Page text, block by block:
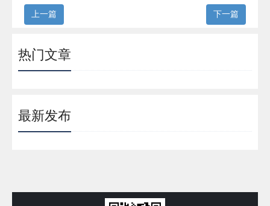
上一篇 下一篇
热门文章
最新发布